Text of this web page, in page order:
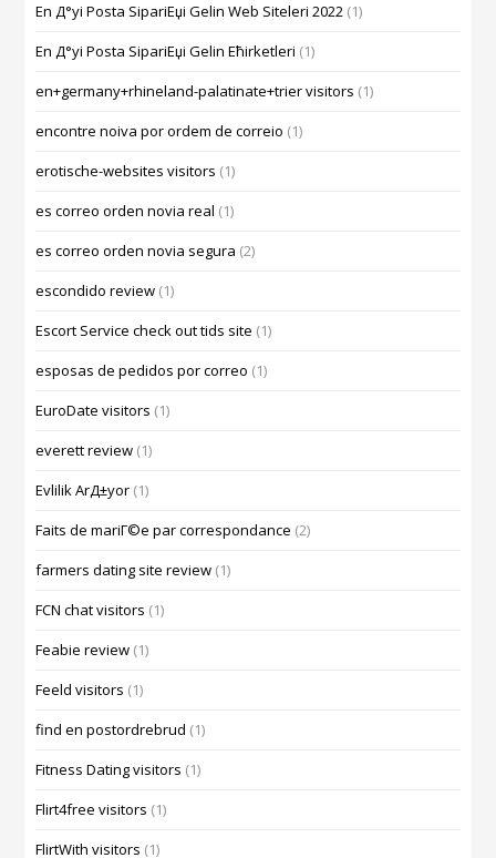
En Д°yi Posta SipariЕџi Gelin Web Siteleri 2022 (1)
En Д°yi Posta SipariЕџi Gelin Ећirketleri (1)
en+germany+rhineland-palatinate+trier visitors (1)
encontre noiva por ordem de correio (1)
erotische-websites visitors (1)
es correo orden novia real (1)
es correo orden novia segura (2)
escondido review (1)
Escort Service check out tids site (1)
esposas de pedidos por correo (1)
EuroDate visitors (1)
everett review (1)
Evlilik ArД±yor (1)
Faits de mariГ©e par correspondance (2)
farmers dating site review (1)
FCN chat visitors (1)
Feabie review (1)
Feeld visitors (1)
find en postordrebrud (1)
Fitness Dating visitors (1)
Flirt4free visitors (1)
FlirtWith visitors (1)